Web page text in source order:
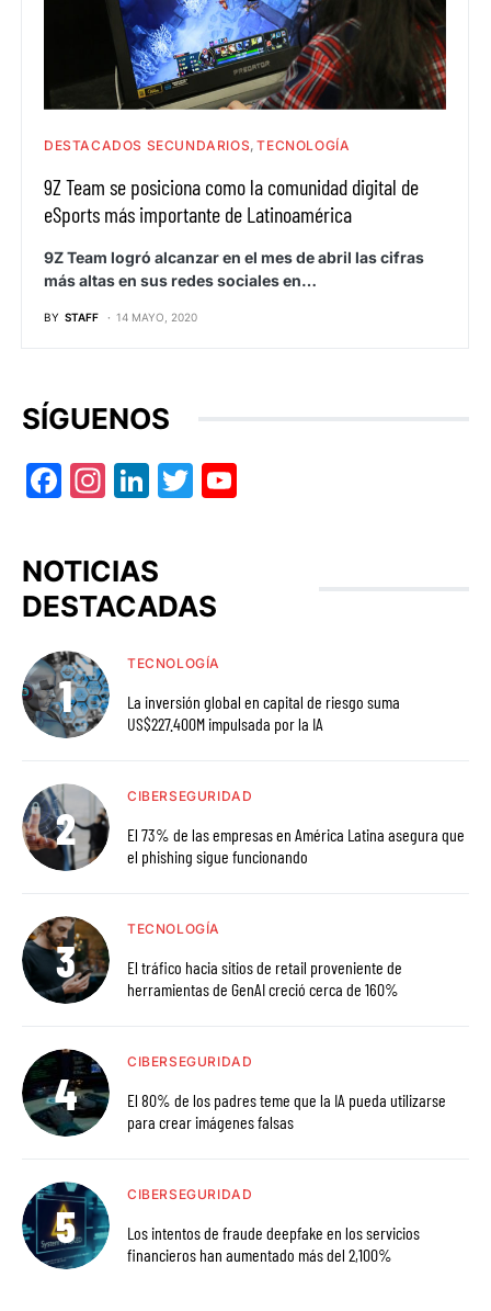
DESTACADOS SECUNDARIOS TECNOLOGÍA
9Z Team se posiciona como la comunidad digital de
eSports más importante de Latinoamérica
9Z Team logró alcanzar en el mes de abril las cifras
más altas en sus redes sociales en…
BY STAFF 14 MAYO, 2020
SÍGUENOS
Facebook
Instagram
LinkedIn
Twitter
NOTICIAS
DESTACADAS
TECNOLOGÍA
La inversión global en capital de riesgo suma
US$227.400M impulsada por la IA
CIBERSEGURIDAD
El 73% de las empresas en América Latina asegura que
el phishing sigue funcionando
TECNOLOGÍA
El tráfico hacia sitios de retail proveniente de
herramientas de GenAI creció cerca de 160%
CIBERSEGURIDAD
El 80% de los padres teme que la IA pueda utilizarse
para crear imágenes falsas
CIBERSEGURIDAD
Los intentos de fraude deepfake en los servicios
financieros han aumentado más del 2,100%